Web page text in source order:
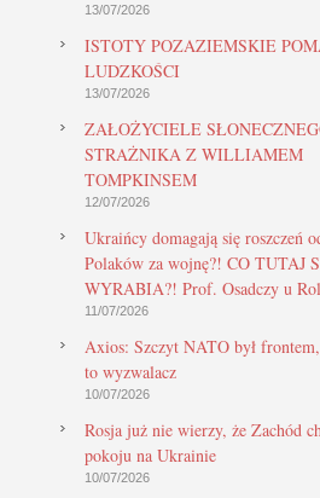
13/07/2026
ISTOTY POZAZIEMSKIE
LUDZKOŚCI
13/07/2026
ZAŁOŻYCIELE
STRAŻNIKA Z WILLIAMEM
TOMPKINSEM
12/07/2026
Ukraińcy domagają się roszczeń
Polaków za wojnę?! CO TUTAJ
WYRABIA?! Prof. Osadczy u
11/07/2026
Axios: Szczyt NATO był
to wyzwalacz
10/07/2026
Rosja już nie wierzy, że Zachód
pokoju na Ukrainie
10/07/2026